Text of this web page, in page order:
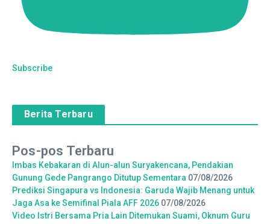
Subscribe
Berita Terbaru
Pos-pos Terbaru
Imbas Kebakaran di Alun-alun Suryakencana, Pendakian
Gunung Gede Pangrango Ditutup Sementara 07/08/2026
Prediksi Singapura vs Indonesia: Garuda Wajib Menang untuk
Jaga Asa ke Semifinal Piala AFF 2026 07/08/2026
Video Istri Bersama Pria Lain Ditemukan Suami, Oknum Guru